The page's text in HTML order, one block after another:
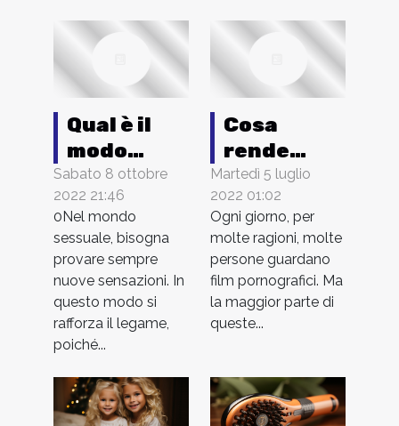
Qual è il
modo
migliore
per godere
del
piacere
anale?
Sabato 8 ottobre
2022 21:46
0Nel mondo
sessuale, bisogna
provare sempre
nuove sensazioni. In
questo modo si
rafforza il legame,
poiché...
Cosa
rende
migliore
un gioco
porno e
come si
gioca?
Martedì 5 luglio
2022 01:02
Ogni giorno, per
molte ragioni, molte
persone guardano
film pornografici. Ma
la maggior parte di
queste...